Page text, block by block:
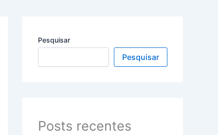
Pesquisar
Pesquisar
Posts recentes